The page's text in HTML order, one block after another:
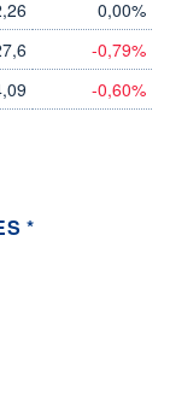
0,00%
-0,79%
-0,60%
*